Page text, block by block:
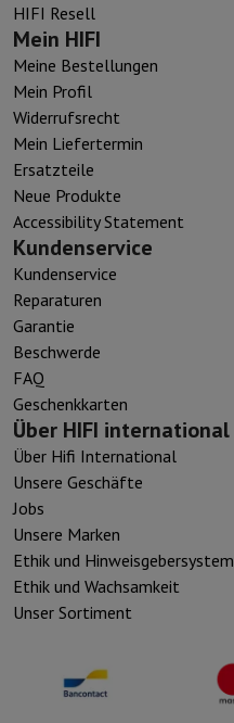
HIFI Resell
Mein HIFI
Meine Bestellungen
Mein Profil
Widerrufsrecht
Mein Liefertermin
Ersatzteile
Neue Produkte
Accessibility Statement
Kundenservice
Kundenservice
Reparaturen
Garantie
Beschwerde
FAQ
Geschenkkarten
Über HIFI international
Über Hifi International
Unsere Geschäfte
Jobs
Unsere Marken
Ethik und Hinweisgebersystem
Ethik und Wachsamkeit
Unser Sortiment